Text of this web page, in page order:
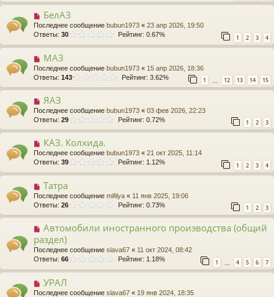
БелАЗ
Последнее сообщение bubun1973 « 23 апр 2026, 19:50
Ответы: 30 1 2 3 4
Рейтинг: 0.67%
МАЗ
Последнее сообщение bubun1973 « 15 апр 2026, 18:36
Ответы: 143 1 12 13 14 15
Рейтинг: 3.62%
ЯАЗ
Последнее сообщение bubun1973 « 03 фев 2026, 22:23
Ответы: 29 1 2 3
Рейтинг: 0.72%
КАЗ. Колхида.
Последнее сообщение bubun1973 « 21 окт 2025, 11:14
Ответы: 39 1 2 3 4
Рейтинг: 1.12%
Татра
Последнее сообщение mifilya « 11 янв 2025, 19:06
Ответы: 26 1 2 3
Рейтинг: 0.73%
Автомобили иностранного производства (общий
раздел)
Последнее сообщение slava67 « 11 окт 2024, 08:42
Ответы: 66 1 4 5 6 7
Рейтинг: 1.18%
УРАЛ
Последнее сообщение slava67 « 19 янв 2024, 18:35